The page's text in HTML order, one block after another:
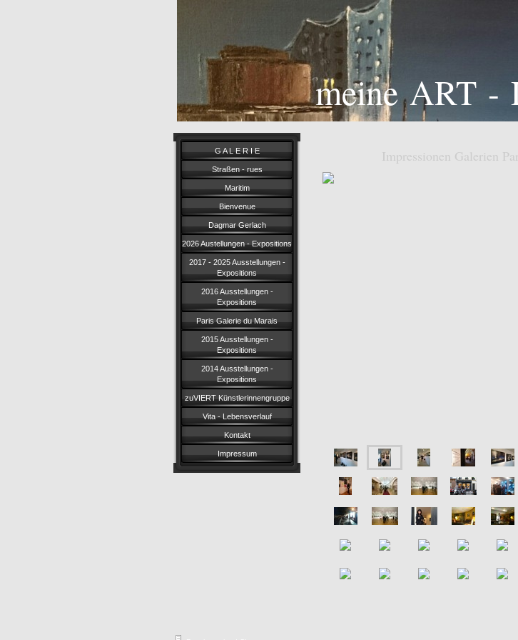
meine ART -
G A L E R I E
Straßen - rues
Maritim
Bienvenue
Dagmar Gerlach
2026 Austellungen - Expositions
2017 - 2025 Ausstellungen -
Expositions
2016 Ausstellungen -
Expositions
Paris Galerie du Marais
2015 Ausstellungen -
Expositions
2014 Ausstellungen -
Expositions
zuVIERT Künstlerinnengruppe
Vita - Lebensverlauf
Kontakt
Impressum
Impressionen Galerien